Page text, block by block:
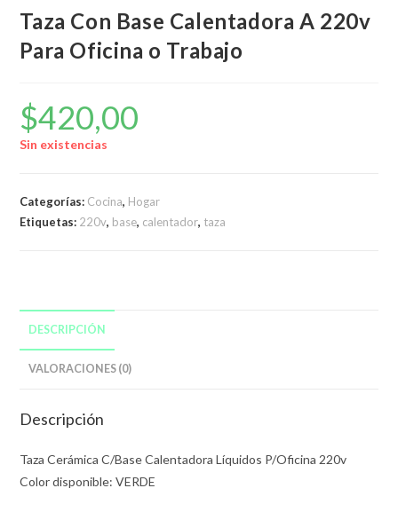
Taza Con Base Calentadora A 220v
Para Oficina o Trabajo
$420,00
Sin existencias
Categorías: Cocina, Hogar
Etiquetas: 220v, base, calentador, taza
DESCRIPCIÓN
VALORACIONES (0)
Descripción
Taza Cerámica C/Base Calentadora Líquidos P/Oficina 220v
Color disponible: VERDE